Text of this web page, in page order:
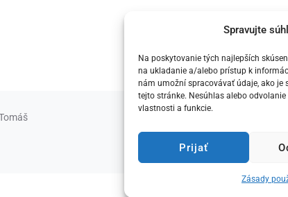
Spravujte
Na poskytovanie tých najlepších
na ukladanie a/alebo prístup k
nám umožní spracovávať údaje, ako je
tejto stránke. Nesúhlas alebo
vlastnosti a funkcie.
Prijať
Zásady